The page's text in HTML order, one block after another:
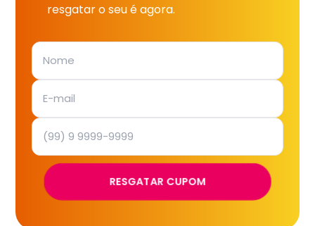
resgatar o seu é agora.
RESGATAR CUPOM